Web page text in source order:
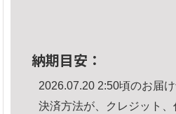
納期目安：
2026.07.20 2:50頃のお届け
決済方法が、クレジット